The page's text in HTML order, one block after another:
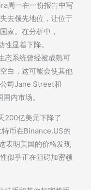
周一在一份报告中写
去领先地位，让位于
家。在分析中，
显着下降。
态系统曾经被成熟可
白，这可能会使其他
司Jane Street和
内市场。
200亿美元下降了
币在Binance.US的
表明美国的价格发现
似乎正在阻碍加密领